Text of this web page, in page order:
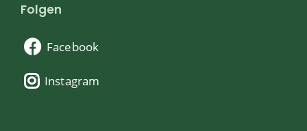
Folgen
Facebook
Instagram